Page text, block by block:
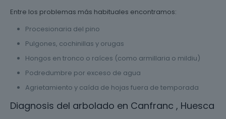
Entre los problemas más habituales encontramos:
Procesionaria del pino
Pulgones, cochinillas y orugas
Hongos en tronco o raíces (como armillaria o mildiu)
Podredumbre por exceso de agua
Agrietamiento y caída de hojas fuera de temporada
Diagnosis del arbolado en Canfranc , Huesca